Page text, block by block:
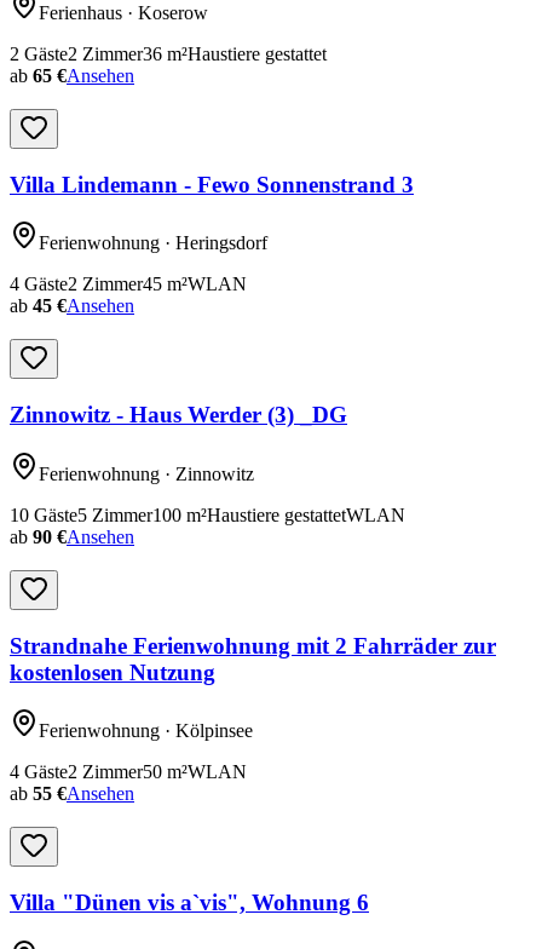
Ferienhaus · Koserow
2 Gäste2 Zimmer36 m²Haustiere gestattet
ab 65 €Ansehen
Villa Lindemann - Fewo Sonnenstrand 3
Ferienwohnung · Heringsdorf
4 Gäste2 Zimmer45 m²WLAN
ab 45 €Ansehen
Zinnowitz - Haus Werder (3) _DG
Ferienwohnung · Zinnowitz
10 Gäste5 Zimmer100 m²Haustiere gestattetWLAN
ab 90 €Ansehen
Strandnahe Ferienwohnung mit 2 Fahrräder zur
kostenlosen Nutzung
Ferienwohnung · Kölpinsee
4 Gäste2 Zimmer50 m²WLAN
ab 55 €Ansehen
Villa "Dünen vis a`vis", Wohnung 6